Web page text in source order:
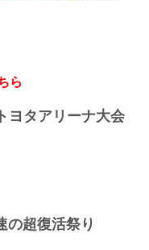
ら
ヨタアリーナ大会
の超復活祭り